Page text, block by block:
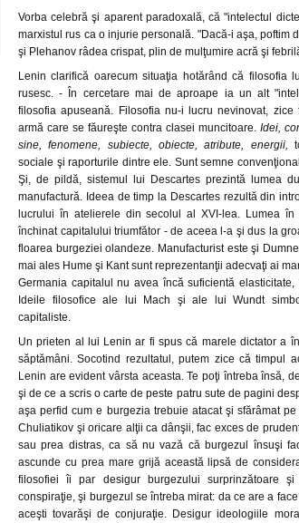
Vorba celebră şi aparent paradoxală, că "intelectul
marxistul rus ca o injurie personală. "Dacă-i aşa, poftim
şi Plehanov râdea crispat, plin de mulţumire acră şi
Lenin clarifică oarecum situaţia hotărând că filosofia
rusesc. - În cercetare mai de aproape ia un alt
filosofia apuseană. Filosofia nu-i lucru nevinovat,
armă care se făureşte contra clasei muncitoare. Idei,
sine, fenomene, subiecte, obiecte, atribute, energii,
sociale şi raporturile dintre ele. Sunt semne
Şi, de pildă, sistemul lui Descartes prezintă lumea
manufactură. Ideea de timp la Descartes rezultă din
lucrului în atelierele din secolul al XVI-lea. Lumea
închinat capitalului triumfător - de aceea l-a şi dus la
floarea burgeziei olandeze. Manufacturist este şi
mai ales Hume şi Kant sunt reprezentanţii adecvaţi ai
Germania capitalul nu avea încă suficientă
Ideile filosofice ale lui Mach şi ale lui Wundt
capitaliste.
Un prieten al lui Lenin ar fi spus că marele dictator a
săptămâni. Socotind rezultatul, putem zice că timpul
Lenin are evident vârsta aceasta. Te poţi întreba însă,
şi de ce a scris o carte de peste patru sute de pagini
aşa perfid cum e burgezia trebuie atacat şi sfărâmat
Chuliatikov şi oricare alţii ca dânşii, fac exces de
sau prea distras, ca să nu vază că burgezul însuşi
ascunde cu prea mare grijă această lipsă de
filosofiei îi par desigur burgezului surprinzătoare
conspiraţie, şi burgezul se întreba mirat: da ce are a
aceşti tovarăşi de conjuraţie. Desigur ideologiile